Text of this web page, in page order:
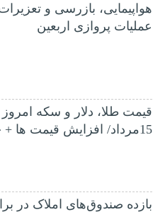
هواپیمایی، بازرسی و
عملیات پروازی اربعین
قیمت طلا، دلار و سکه امروز
15مرداد/ افزایش قیمت ها + جدول
بازده صندوق‌های املاک در